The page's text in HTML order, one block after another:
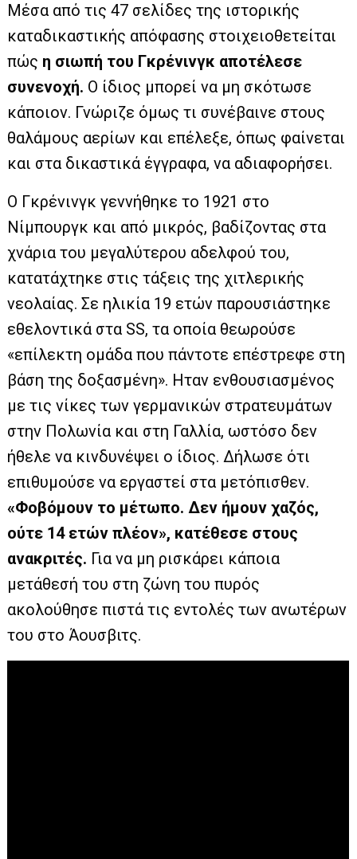
Μέσα από τις 47 σελίδες της ιστορικής
καταδικαστικής απόφασης στοιχειοθετείται
πώς η σιωπή του Γκρένινγκ αποτέλεσε
συνενοχή. Ο ίδιος μπορεί να μη σκότωσε
κάποιον. Γνώριζε όμως τι συνέβαινε στους
θαλάμους αερίων και επέλεξε, όπως φαίνεται
και στα δικαστικά έγγραφα, να αδιαφορήσει.
Ο Γκρένινγκ γεννήθηκε το 1921 στο
Νίμπουργκ και από μικρός, βαδίζοντας στα
χνάρια του μεγαλύτερου αδελφού του,
κατατάχτηκε στις τάξεις της χιτλερικής
νεολαίας. Σε ηλικία 19 ετών παρουσιάστηκε
εθελοντικά στα SS, τα οποία θεωρούσε
«επίλεκτη ομάδα που πάντοτε επέστρεφε στη
βάση της δοξασμένη». Ηταν ενθουσιασμένος
με τις νίκες των γερμανικών στρατευμάτων
στην Πολωνία και στη Γαλλία, ωστόσο δεν
ήθελε να κινδυνέψει ο ίδιος. Δήλωσε ότι
επιθυμούσε να εργαστεί στα μετόπισθεν.
«Φοβόμουν το μέτωπο. Δεν ήμουν χαζός,
ούτε 14 ετών πλέον», κατέθεσε στους
ανακριτές. Για να μη ρισκάρει κάποια
μετάθεσή του στη ζώνη του πυρός
ακολούθησε πιστά τις εντολές των ανωτέρων
του στο Άουσβιτς.